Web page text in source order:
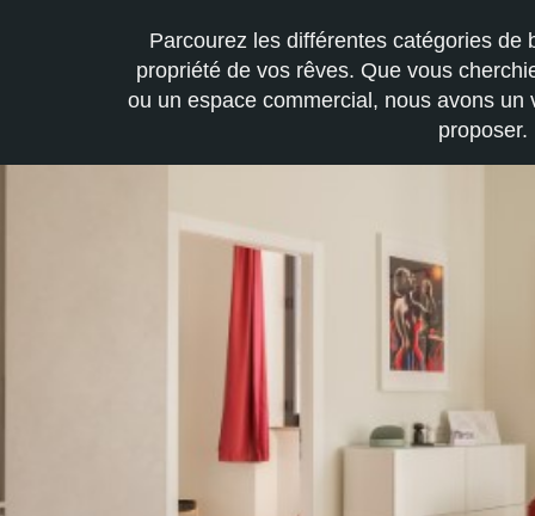
Parcourez les différentes catégories de
propriété de vos rêves. Que vous
ou un espace commercial, nous avons
proposer.